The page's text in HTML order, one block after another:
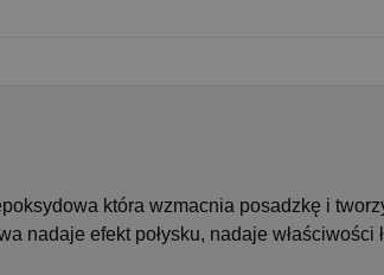
która wzmacnia posadzkę i
nadaje efekt połysku, nadaje